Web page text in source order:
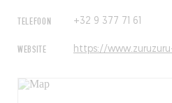
TELEFOON +32 9 377 71 61
WEBSITE https://